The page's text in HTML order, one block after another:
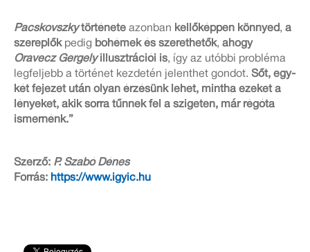
Pacskovszkytörténete azonban kellőképpen könnyed , a
szereplőkpedig bohémek és szerethetők, ahogy
Oravecz Gergelyillusztrációi is, így az utóbbi probléma
legfeljebb a történet kezdetén jelenthet gondot. Sőt, egy-
két fejezet után olyan érzésünk lehet, mintha ezeket a
lényeket, akik sorra tűnnek fel a szigeten, már régóta
ismernénk.”
Szerző: P. Szabó Dénes
Forrás: https://www.igyic.hu